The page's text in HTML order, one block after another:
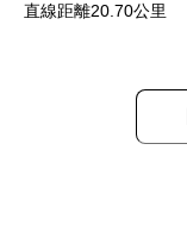
直線距離20.70公里